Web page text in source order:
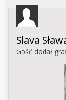
Slava
Gość dodał